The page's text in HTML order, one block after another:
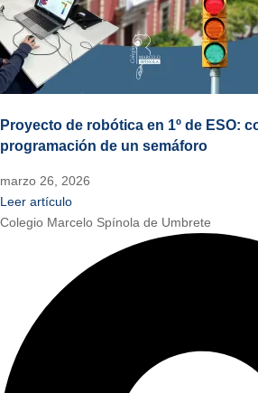
Proyecto de robótica en 1º de ESO:
programación de un semáforo
marzo 26, 2026
Leer artículo
Colegio Marcelo Spínola de Umbrete